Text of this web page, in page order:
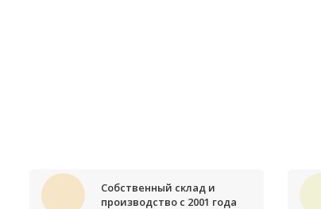
Собственный склад и
производство с 2001 года